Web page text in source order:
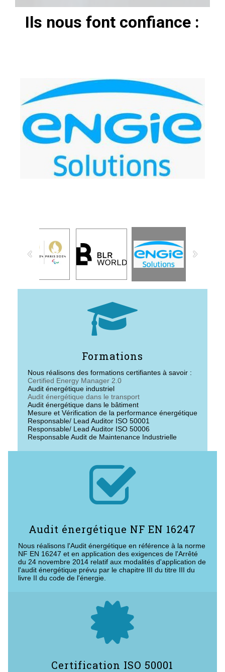
Ils nous font confiance :

Formations
Nous réalisons des formations certifiantes à savoir :
Certified Energy Manager 2.0
Audit énergétique industriel
Audit énergétique dans le transport
Audit énergétique dans le bâtiment
Mesure et Vérification de la performance énergétique
Responsable/ Lead Auditor ISO 50001
Responsable/ Lead Auditor ISO 50006
Responsable Audit de Maintenance Industrielle

Audit énergétique NF EN 16247
Nous réalisons l'Audit énergétique en référence à la norme
NF EN 16247 et en application des exigences de l'Arrêté
du 24 novembre 2014 relatif aux modalités d'application de
l'audit énergétique prévu par le chapitre III du titre III du
livre II du code de l'énergie.

Certification ISO 50001